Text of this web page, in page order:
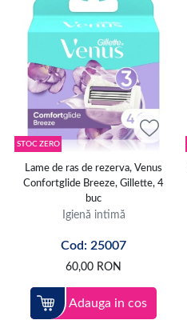
STOC ZERO
Lame de ras de rezerva, Venus
Confortglide Breeze, Gillette, 4
buc
Igienă intimă
Cod: 25007
60,00 RON
Adauga in cos